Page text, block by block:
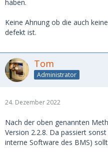
haben.
Keine Ahnung ob die auch
defekt ist.
Tom
Administrator
24. Dezember 2022
Nach der oben genannten
Version 2.2.8. Da passiert
interne Software des BMS)